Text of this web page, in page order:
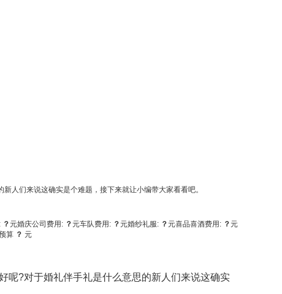
们来说这确实是个难题，接下来就让小编带大家看看吧。
？元婚庆公司费用: ？元车队费用: ？元婚纱礼服: ？元喜品喜酒费用: ？元
算 ？ 元
?对于婚礼伴手礼是什么意思的新人们来说这确实